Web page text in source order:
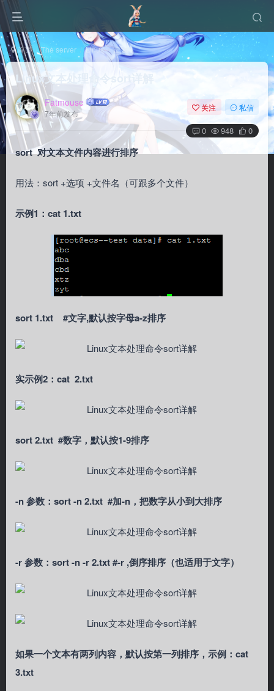
首页 The server Linux 正文
Linux文本处理命令sort详解
Fatmouse
7年前发布
关注 私信
0 948 0
sort 对文本文件内容进行排序
用法：sort +选项 +文件名（可跟多个文件）
示例1：cat 1.txt
sort 1.txt #文字,默认按字母a-z排序
实示例2：cat 2.txt
sort 2.txt #数字，默认按1-9排序
-n 参数：sort -n 2.txt #加-n，把数字从小到大排序
-r 参数：sort -n -r 2.txt #-r ,倒序排序（也适用于文字）
如果一个文本有两列内容，默认按第一列排序，示例：cat
3.txt